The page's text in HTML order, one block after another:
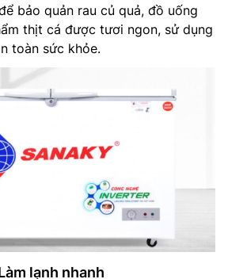
≤ -18℃
0℃ ∼ 10℃
bảo quản rau củ quả, đồ uống
thịt cá được tươi ngon, sử dụng
toàn sức khỏe.
lạnh nhanh